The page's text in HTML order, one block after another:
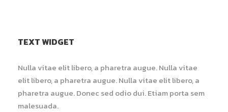
TEXT WIDGET
Nulla vitae elit libero, a pharetra augue. Nulla vitae
elit libero, a pharetra augue. Nulla vitae elit libero, a
pharetra augue. Donec sed odio dui. Etiam porta sem
malesuada.